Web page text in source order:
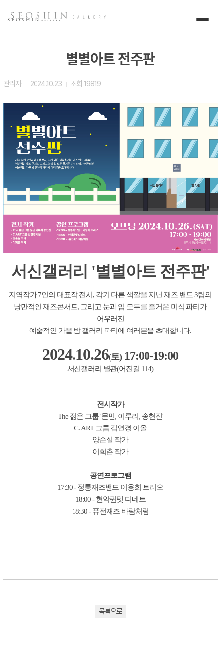
별별아트 전주판
관리자 2024.10.23 조회 19819
서신갤러리 '별별아트 전주판'
지역작가 7인의 대표작 전시, 각기 다른 색깔을 지닌 재즈 밴드 3팀의
낭만적인 재즈콘서트, 그리고 눈과 입 모두를 즐거운 미식 파티가
어우러진
예술적인 가을 밤 갤러리 파티에 여러분을 초대합니다.
2024.10.26(토) 17:00-19:00
서신갤러리 별관(어진길 114)
전시작가
The 젊은 그룹 '문민, 이루리, 송현진'
C. ART 그룹 김연경 이올
양순실 작가
이희춘 작가
공연프로그램
17:30 - 정통재즈밴드 이용희 트리오
18:00 - 현악퀸텟 디네트
18:30 - 퓨전재즈 바람처럼
목록으로